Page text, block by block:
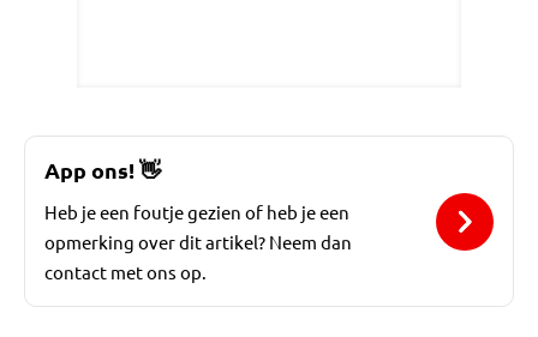
App ons!👋
Heb je een foutje gezien of heb je een
opmerking over dit artikel? Neem dan
contact met ons op.